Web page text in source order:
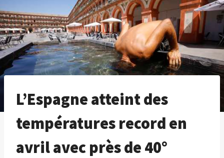
L’Espagne atteint des
températures record en
avril avec près de 40°